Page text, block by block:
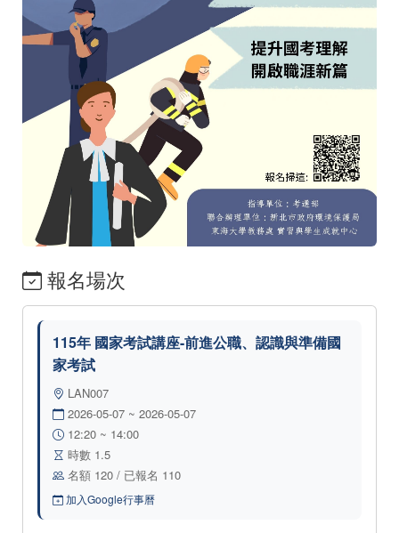
報名場次
115年 國家考試講座-前進公職、認識與準備國
家考試
LAN007
2026-05-07 ~ 2026-05-07
12:20 ~ 14:00
時數 1.5
名額 120 / 已報名 110
加入Google行事曆